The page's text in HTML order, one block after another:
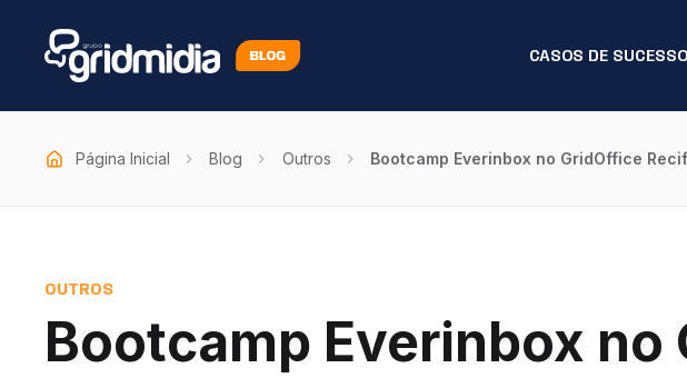
CASOS DE SUCESSO
Página Inicial Blog Outros Bootcamp Everinbox no GridOffice
OUTROS
Bootcamp Everinbox